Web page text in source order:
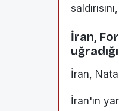
İran,
İran,
İran'ın